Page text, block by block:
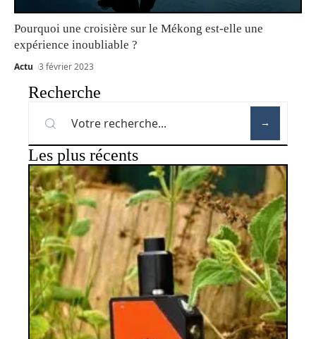
Pourquoi une croisière sur le Mékong est-elle une
expérience inoubliable ?
Actu 3 février 2023
Recherche
Les plus récents